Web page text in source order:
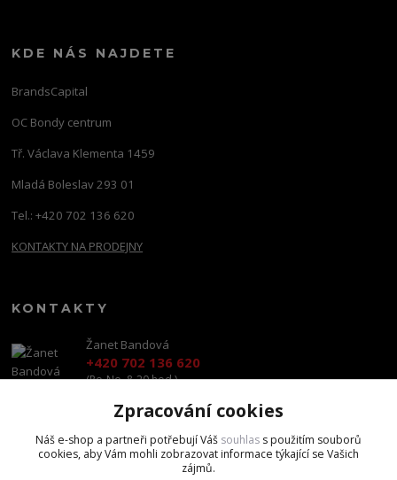
KDE NÁS NAJDETE
BrandsCapital
OC Bondy centrum
Tř. Václava Klementa 1459
Mladá Boleslav 293 01
Tel.: +420 702 136 620
KONTAKTY NA PRODEJNY
KONTAKTY
Žanet Bandová
+420 702 136 620
(Po-Ne, 8-20 hod.)
shop@brandscapital.cz
Zpracování cookies
Náš e-shop a partneři potřebují Váš souhlas s použitím souborů
cookies, aby Vám mohli zobrazovat informace týkající se Vašich
zájmů.